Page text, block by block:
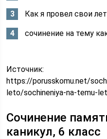
Как я провел свои
сочинение на тему
Источник:
https://porusskomu.net/
leto/sochineniya-na-temu-
Сочинение
каникул, 6 класс